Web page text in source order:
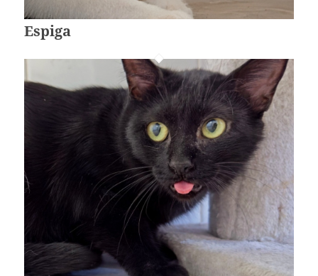
Espiga